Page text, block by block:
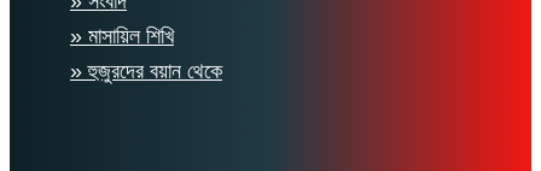
» মাসায়িল শিখি
» হুজুরদের বয়ান থেকে